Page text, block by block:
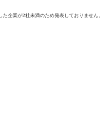
企業が2社未満のため発表しておりません。